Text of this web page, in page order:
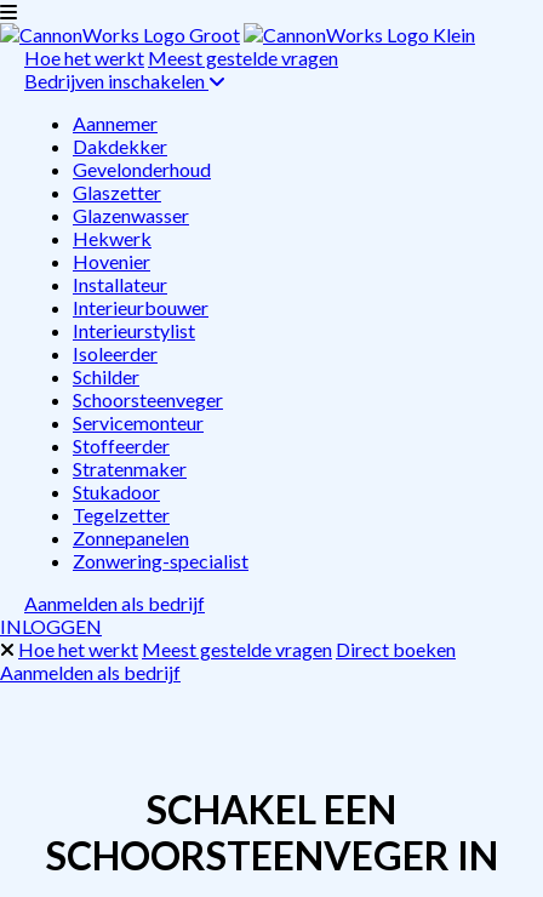
Hoe het werkt Meest gestelde vragen
Bedrijven inschakelen
Aannemer
Dakdekker
Gevelonderhoud
Glaszetter
Glazenwasser
Hekwerk
Hovenier
Installateur
Interieurbouwer
Interieurstylist
Isoleerder
Schilder
Schoorsteenveger
Servicemonteur
Stoffeerder
Stratenmaker
Stukadoor
Tegelzetter
Zonnepanelen
Zonwering-specialist
Aanmelden als bedrijf
INLOGGEN
Hoe het werkt Meest gestelde vragen Direct boeken
Aanmelden als bedrijf
SCHAKEL EEN
SCHOORSTEENVEGER IN